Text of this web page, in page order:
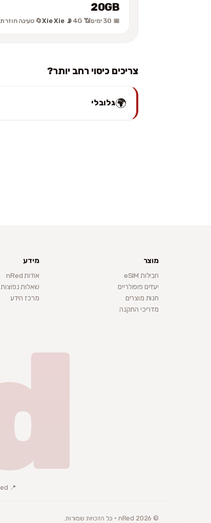
20GB
📅 30 ימים 📶 4G
📡 Xie Xie 🔄 טעינה חוזרת
צריכים כיסוי רחב יותר?
🌍גלובלי
מוצר
חבילות eSIM
יעדים פופולריים
חנות מוצרים
מדריכי התקנה
מידע
אודות nRed
שאלות נפוצות
מרכז הידע
📍 nRed · עוסק פטור · ת.ד 3072, באר שבע
© 2026 nRed · כל הזכויות שמורות.